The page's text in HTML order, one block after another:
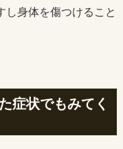
し身体を傷つけること
症状でもみてく